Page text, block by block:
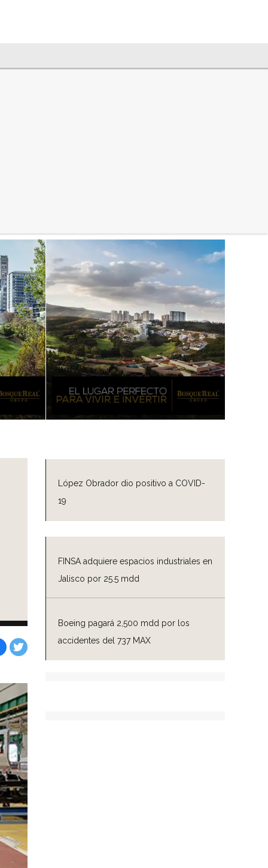
López Obrador dio positivo a COVID-
19
FINSA adquiere espacios industriales en
Jalisco por 25.5 mdd
Boeing pagará 2,500 mdd por los
accidentes del 737 MAX